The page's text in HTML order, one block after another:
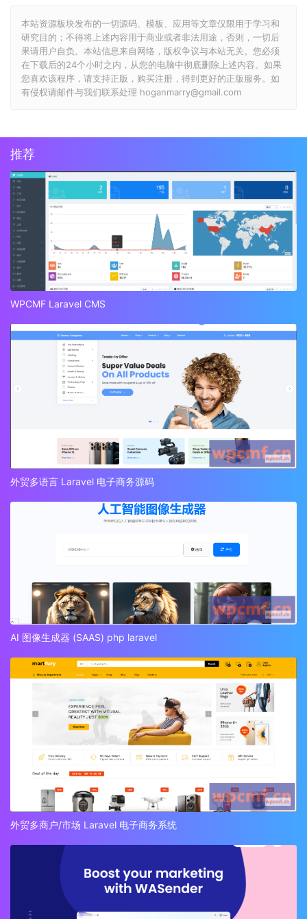
本站资源板块发布的一切源码、模板、应用等文章仅限用于学习和
研究目的；不得将上述内容用于商业或者非法用途，否则，一切后
果请用户自负。本站信息来自网络，版权争议与本站无关。您必须
在下载后的24个小时之内，从您的电脑中彻底删除上述内容。如果
您喜欢该程序，请支持正版，购买注册，得到更好的正版服务。如
有侵权请邮件与我们联系处理 hoganmarry@gmail.com
推荐
WPCMF Laravel CMS
外贸多语言 Laravel 电子商务源码
AI 图像生成器 (SAAS) php laravel
外贸多商户/市场 Laravel 电子商务系统